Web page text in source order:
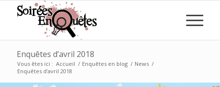
Enquêtes d’avril 2018
Vous êtes ici : Accueil / Enquêtes en blog / News /
Enquêtes d’avril 2018